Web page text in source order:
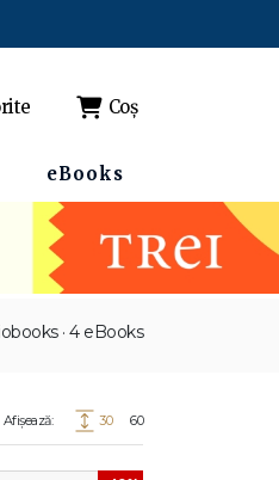
Coș
eBooks
· 4 eBooks
Afișează: 30 60